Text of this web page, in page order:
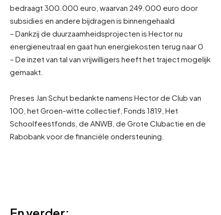
bedraagt 300.000 euro, waarvan 249.000 euro door
subsidies en andere bijdragen is binnengehaald
– Dankzij de duurzaamheidsprojecten is Hector nu
energieneutraal en gaat hun energiekosten terug naar 0
– De inzet van tal van vrijwilligers heeft het traject mogelijk
gemaakt.
Preses Jan Schut bedankte namens Hector de Club van
100, het Groen-witte collectief, Fonds 1819, Het
Schoolfeestfonds, de ANWB, de Grote Clubactie en de
Rabobank voor de financiële ondersteuning.